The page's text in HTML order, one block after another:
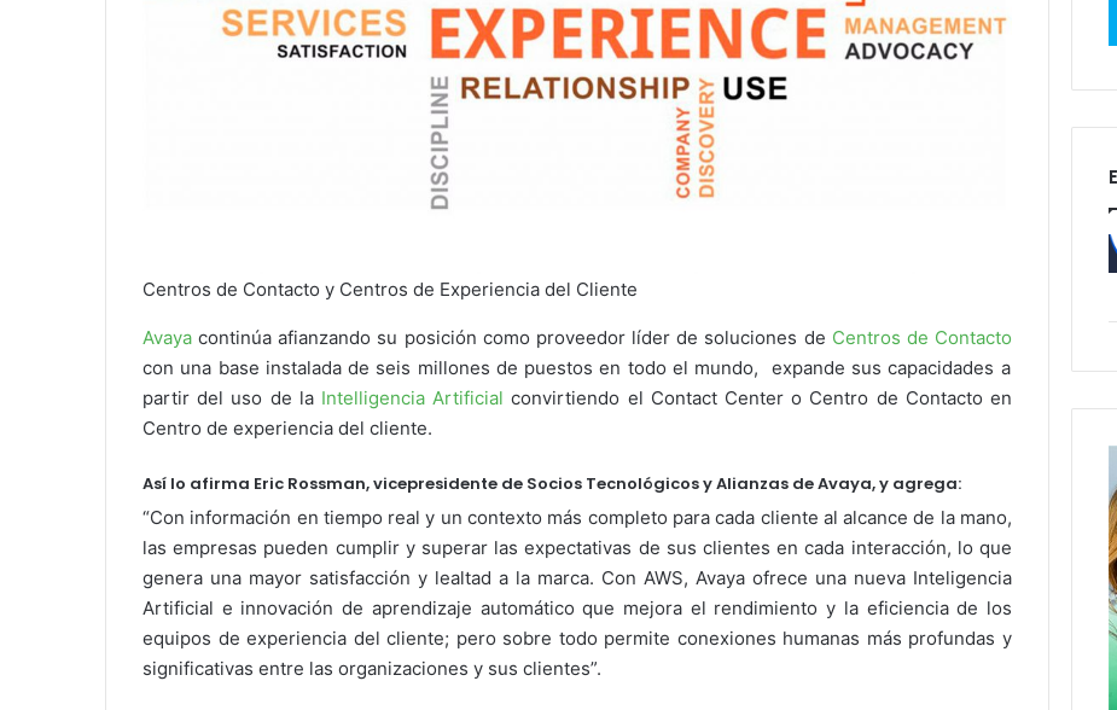
Centros de Contacto y Centros de Experiencia del Cliente
Avaya continúa afianzando su posición como proveedor líder de soluciones de Centros de Contacto
con una base instalada de seis millones de puestos en todo el mundo, expande sus capacidades a
partir del uso de la Intelligencia Artificial convirtiendo el Contact Center o Centro de Contacto en
Centro de experiencia del cliente.
Así lo afirma Eric Rossman, vicepresidente de Socios Tecnológicos y Alianzas de Avaya, y agrega:
“Con información en tiempo real y un contexto más completo para cada cliente al alcance de la mano,
las empresas pueden cumplir y superar las expectativas de sus clientes en cada interacción, lo que
genera una mayor satisfacción y lealtad a la marca. Con AWS, Avaya ofrece una nueva Inteligencia
Artificial e innovación de aprendizaje automático que mejora el rendimiento y la eficiencia de los
equipos de experiencia del cliente; pero sobre todo permite conexiones humanas más profundas y
significativas entre las organizaciones y sus clientes”.